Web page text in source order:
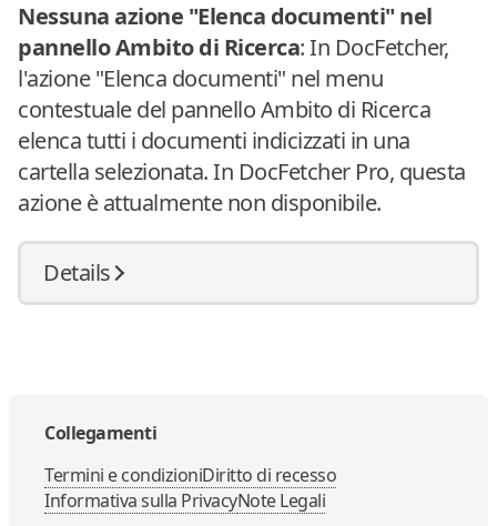
Nessuna azione "Elenca documenti" nel
pannello Ambito di Ricerca: In DocFetcher,
l'azione "Elenca documenti" nel menu
contestuale del pannello Ambito di Ricerca
elenca tutti i documenti indicizzati in una
cartella selezionata. In DocFetcher Pro, questa
azione è attualmente non disponibile.
Details
Collegamenti
Termini e condizioniDiritto di recesso
Informativa sulla PrivacyNote Legali